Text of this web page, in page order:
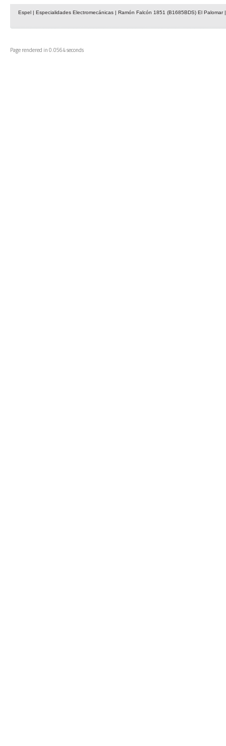
Espel | Especialidades Electromecánicas | Ramón Falcón 1851 (B1685BDS) El
Page rendered in 0.0564 seconds